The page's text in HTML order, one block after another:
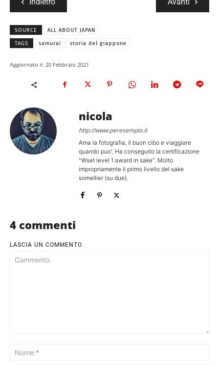
SOURCE ALL ABOUT JAPAN
TAGS samurai storia del giappone
Aggiornato il: 20 Febbraio 2021
nicola
http://www.peresempio.it
Ama la fotografia, il buon cibo e viaggiare
quando puo'. Ha conseguito la certificazione
"Wset level 1 award in sake". Molto
impropriamente il primo livello del sake
somellier (su due).
4 commenti
LASCIA UN COMMENTO